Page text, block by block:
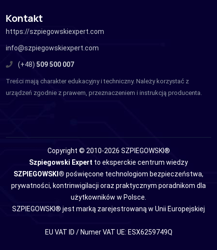
Kontakt
https://szpiegowskiexpert.com
info@szpiegowskiexpert.com
(+48) 509 500 007
Treści mają charakter edukacyjny i techniczny. Należy korzystać z
urządzeń zgodnie z prawem, przeznaczeniem i instrukcją producenta.
Copyright © 2010-2026 SZPIEGOWSKI®
Szpiegowski Expert to eksperckie centrum wiedzy
SZPIEGOWSKI® poświęcone technologiom bezpieczeństwa,
prywatności, kontrinwigilacji oraz praktycznym poradnikom dla
użytkowników w Polsce.
SZPIEGOWSKI® jest marką zarejestrowaną w Unii Europejskiej
EU VAT ID / Numer VAT UE: ESX6259749Q